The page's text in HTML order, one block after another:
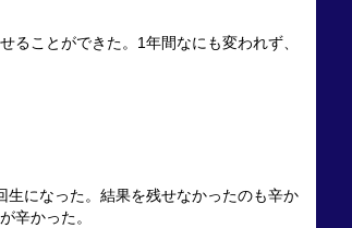
ることができた。1年間なにも変われず、
になった。結果を残せなかったのも辛か
辛かった。